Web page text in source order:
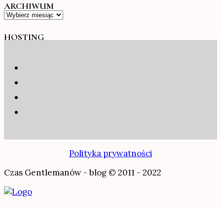
ARCHIWUM
Archiwum
HOSTING
Polityka prywatności
Czas Gentlemanów - blog © 2011 - 2022